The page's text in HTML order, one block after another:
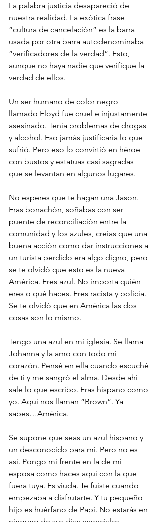
La palabra justicia desapareció de
nuestra realidad. La exótica frase
“cultura de cancelación” es la barra
usada por otra barra autodenominaba
“verificadores de la verdad”. Esto,
aunque no haya nadie que verifique la
verdad de ellos.
Un ser humano de color negro
llamado Floyd fue cruel e injustamente
asesinado. Tenía problemas de drogas
y alcohol. Eso jamás justificaría lo que
sufrió. Pero eso lo convirtió en héroe
con bustos y estatuas casi sagradas
que se levantan en algunos lugares.
No esperes que te hagan una Jason.
Eras bonachón, soñabas con ser
puente de reconciliación entre la
comunidad y los azules, creías que una
buena acción como dar instrucciones a
un turista perdido era algo digno, pero
se te olvidó que esto es la nueva
América. Eres azul. No importa quién
eres o qué haces. Eres racista y policía.
Se te olvidó que en América las dos
cosas son lo mismo.
Tengo una azul en mi iglesia. Se llama
Johanna y la amo con todo mi
corazón. Pensé en ella cuando escuché
de ti y me sangró el alma. Desde ahí
sale lo que escribo. Eras hispano como
yo. Aquí nos llaman “Brown”. Ya
sabes…América.
Se supone que seas un azul hispano y
un desconocido para mi. Pero no es
así. Pongo mi frente en la de mi
esposa como haces aquí con la que
fuera tuya. Es viuda. Te fuiste cuando
empezaba a disfrutarte. Y tu pequeño
hijo es huérfano de Papi. No estarás en